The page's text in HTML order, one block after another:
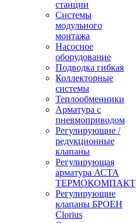
станции
Системы
модульного
монтажа
Насосное
оборудование
Подводка гибкая
Коллекторные
системы
Теплообменники
Арматура с
пневмоприводом
Регулирующие /
редукционные
клапаны
Регулирующая
арматура АСТА
ТЕРМОКОМПАКТ
Регулирующие
клапаны БРОЕН
Clorius